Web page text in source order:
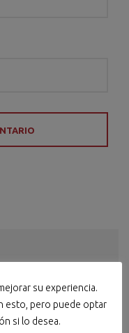
su experiencia.
esto, pero puede optar
si lo desea.